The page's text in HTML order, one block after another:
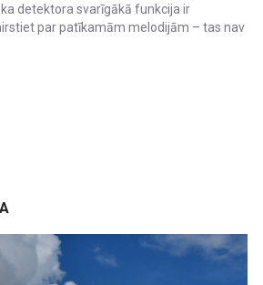
detektora svarīgākā funkcija ir
par patīkamām melodijām – tas nav